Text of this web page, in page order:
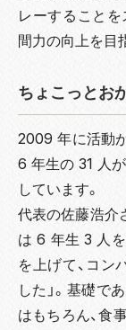
レーすることを
間力の向上を目
ちょこっとお
2009 年に活動
6 年生の 31 人
しています。
代表の佐藤浩介
は 6 年生 3 人
を上げて、コン
した」。基礎で
はもちろん、食